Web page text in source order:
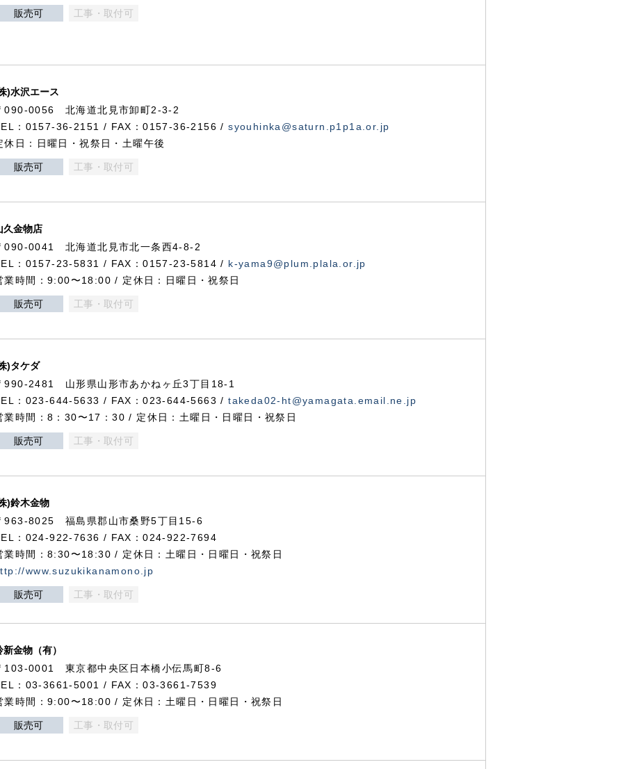
販売可 工事・取付可
)水沢エース
090-0056 北海道北見市卸町2-3-2
：0157-36-2151 / FAX：0157-36-2156 /syouhinka@saturn.p1p1a.or.jp
休日：日曜日・祝祭日・土曜午後
販売可 工事・取付可
久金物店
090-0041 北海道北見市北一条西4-8-2
：0157-23-5831 / FAX：0157-23-5814 / k-yama9@plum.plala.or.jp
業時間：9:00〜18:00 / 定休日：日曜日・祝祭日
販売可 工事・取付可
)タケダ
990-2481 山形県山形市あかねヶ丘3丁目18-1
：023-644-5633 / FAX：023-644-5663 /takeda02-ht@yamagata.email.ne.jp
業時間：8：30〜17：30 / 定休日：土曜日・日曜日・祝祭日
販売可 工事・取付可
)鈴木金物
963-8025 福島県郡山市桑野5丁目15-6
：024-922-7636 / FAX：024-922-7694
業時間：8:30〜18:30 / 定休日：土曜日・日曜日・祝祭日
www.suzukikanamono.jp
販売可 工事・取付可
新金物（有）
103-0001 東京都中央区日本橋小伝馬町8-6
：03-3661-5001 / FAX：03-3661-7539
業時間：9:00〜18:00 / 定休日：土曜日・日曜日・祝祭日
販売可 工事・取付可